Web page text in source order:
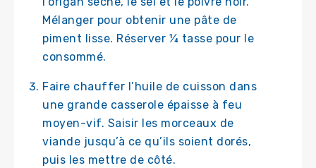
Mélanger pour obtenir une pâte de
piment lisse. Réserver ¼ tasse pour le
consommé.
Faire chauffer l’huile de cuisson dans
une grande casserole épaisse à feu
moyen-vif. Saisir les morceaux de
viande jusqu’à ce qu’ils soient dorés,
puis les mettre de côté.